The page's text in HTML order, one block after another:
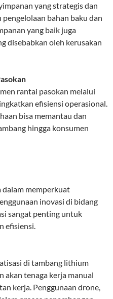
yang strategis dan
bahan baku dan
yang baik juga
disebabkan oleh kerusakan
rantai pasokan melalui
efisiensi operasional.
bisa memantau dan
hingga konsumen
dalam memperkuat
inovasi di bidang
sangat penting untuk
efisiensi.
di tambang lithium
akan tenaga kerja manual
kerja. Penggunaan drone,